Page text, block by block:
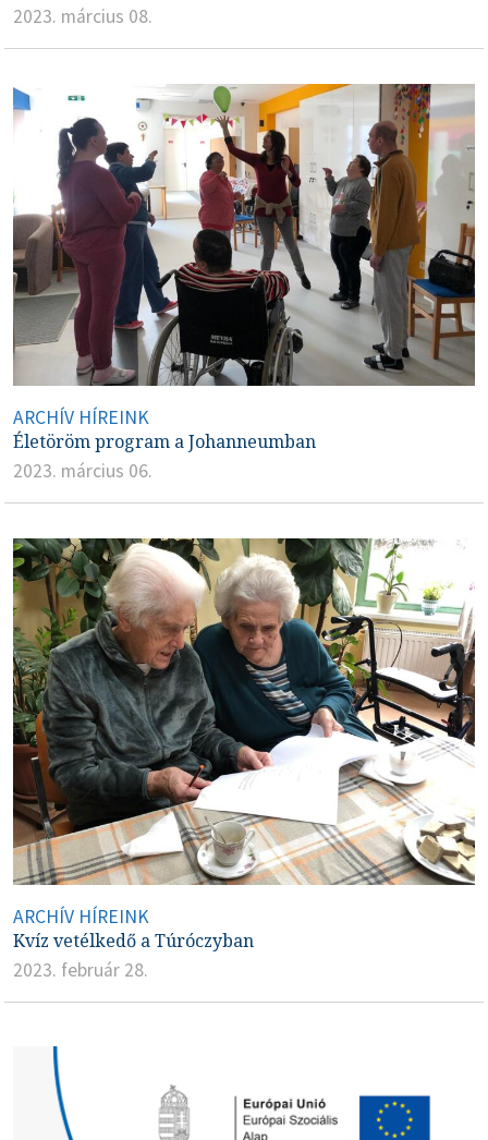
2023. március 08.
ARCHÍV HÍREINK
Életöröm program a Johanneumban
2023. március 06.
ARCHÍV HÍREINK
Kvíz vetélkedő a Túróczyban
2023. február 28.